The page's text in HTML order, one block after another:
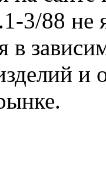
3/88 не
в
и